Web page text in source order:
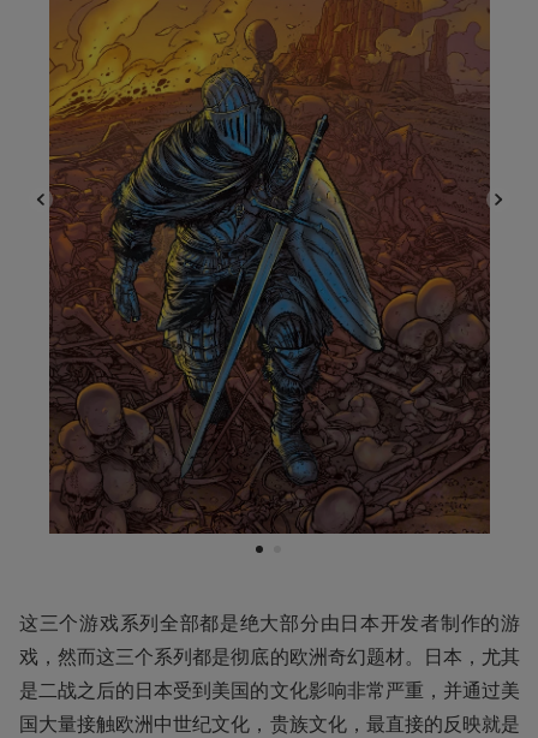
1
这三个游戏系列全部都是绝大部分由日本开发者制作的游
戏，然而这三个系列都是彻底的欧洲奇幻题材。日本，尤其
是二战之后的日本受到美国的文化影响非常严重，并通过美
国大量接触欧洲中世纪文化，贵族文化，最直接的反映就是